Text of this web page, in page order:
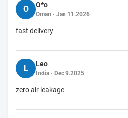
O O*o
Oman · Jan 11.2026
fast delivery
L Leo
India · Dec 9.2025
zero air leakage